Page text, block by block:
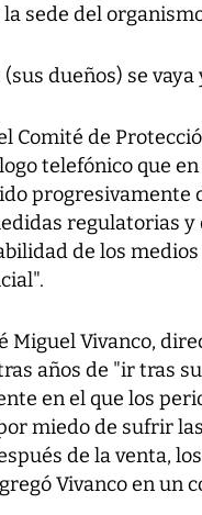
sede del
dueños) se
Comité de
telefónico que
progresivamente
regulatorias
de los
Miguel Vivanco,
años de "ir tras
en el que los
miedo de sufrir
de la venta,
Vivanco en un